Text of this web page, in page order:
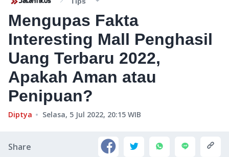
Mengupas Fakta
Interesting Mall Penghasil
Uang Terbaru 2022,
Apakah Aman atau
Penipuan?
Diptya Selasa, 5 Jul 2022, 20:15 WIB
Share